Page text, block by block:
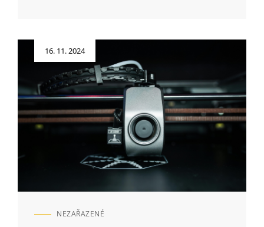
PARTNERSKOM
VZŤAHU
16. 11. 2024
CAT
NEZAŘAZENÉ